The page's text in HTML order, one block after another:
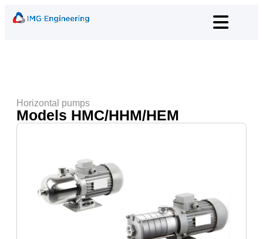
Horizontal pumps
Models HMC/HHM/HEM